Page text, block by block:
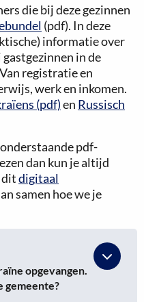
die bij deze gezinnen
(pdf). In deze
informatie over
in de
registratie en
werk en inkomen.
(pdf)en Russisch
pdf-
dan kun je altijd
ditdigitaal
samen hoe we je
opgevangen.
gemeente?